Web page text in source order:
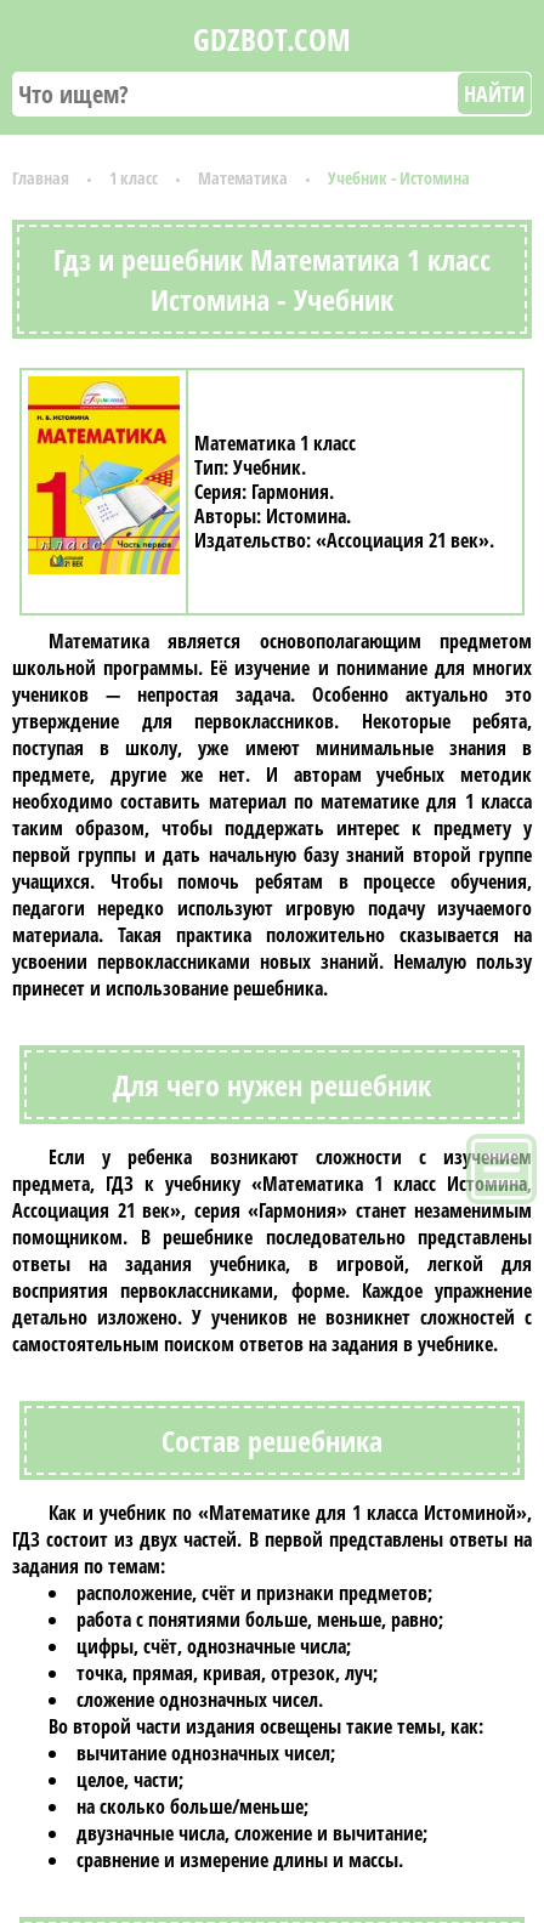
GDZBOT.COM
НАЙТИ
Главная 1 класс Математика Учебник - Истомина
Гдз и решебник Математика 1 класс
Истомина - Учебник
Математика 1 класс
Учебник
Гармония
Истомина
«Ассоциация 21 век»
Математика является основополагающим предметом
школьной программы. Её изучение и понимание для многих
учеников — непростая задача. Особенно актуально это
утверждение для первоклассников. Некоторые ребята,
поступая в школу, уже имеют минимальные знания в
предмете, другие же нет. И авторам учебных методик
необходимо составить материал поматематике для 1 класса
таким образом, чтобы поддержать интерес к предмету у
первой группы и дать начальную базу знаний второй группе
учащихся. Чтобы помочь ребятам в процессе обучения,
педагоги нередко используют игровую подачу изучаемого
материала. Такая практика положительно сказывается на
усвоении первоклассниками новых знаний. Немалую пользу
принесет и использованиерешебника.
Для чего нужен решебник
Если у ребенка возникают сложности с изучением
предмета, ГДЗ к учебнику «Математика 1 класс Истомина,
Ассоциация 21 век», серия «Гармония» станет незаменимым
помощником. В решебнике последовательно представлены
ответы на задания учебника, в игровой, легкой для
восприятия первоклассниками, форме. Каждое упражнение
детально изложено. У учеников не возникнет сложностей с
самостоятельным поиском ответов на задания в учебнике.
Состав решебника
Как и учебник по «Математике для 1 класса Истоминой»,
ГДЗ состоит из двух частей. В первой представлены ответы на
задания по темам:
расположение, счёт и признаки предметов;
работа с понятиями больше, меньше, равно;
цифры, счёт, однозначные числа;
точка, прямая, кривая, отрезок, луч;
сложение однозначных чисел.
Во второй части издания освещены такие темы, как:
вычитание однозначных чисел;
целое, части;
на сколько больше/меньше;
двузначные числа, сложение и вычитание;
сравнение и измерение длины и массы.